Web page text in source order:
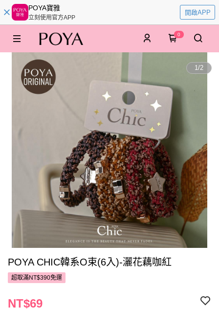
POYA寶雅
立刻使用官方APP
開啟APP
0
1/2
POYA CHIC韓系O束(6入)-灑花藕咖紅
超取滿NT$390免運
NT$69